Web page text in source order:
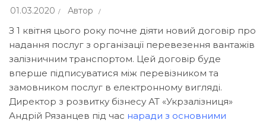
01.03.2020 Автор
З 1 квітня цього року почне діяти новий договір про
надання послуг з організації перевезення вантажів
залізничним транспортом. Цей договір буде
вперше підписуватися між перевізником та
замовником послуг в електронному вигляді.
Директор з розвитку бізнесу АТ «Укрзалізниця»
Андрій Рязанцев під час наради з основними